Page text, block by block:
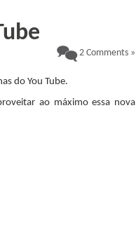
2 Comments »
do You Tube.
ao máximo essa nova